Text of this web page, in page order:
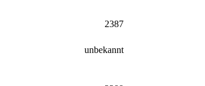
2387
unbekannt